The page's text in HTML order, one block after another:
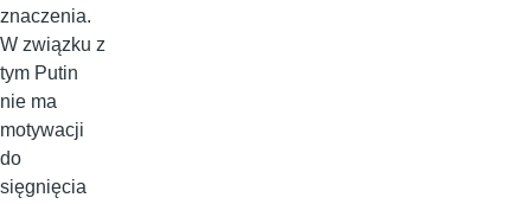
znaczenia.
W związku z
tym Putin
nie ma
motywacji
do
sięgnięcia